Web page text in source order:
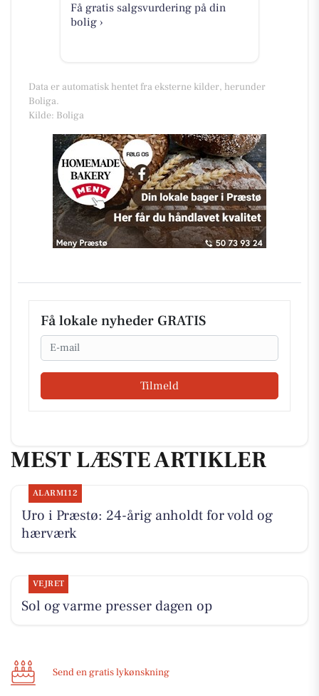
Få gratis salgsvurdering på din
bolig ›
Data er automatisk hentet fra eksterne kilder, herunder
Boliga.
Kilde: Boliga
Få lokale nyheder GRATIS
Email
Tilmeld
MEST LÆSTE ARTIKLER
ALARM112
Uro i Præstø: 24-årig anholdt for vold og
hærværk
VEJRET
Sol og varme presser dagen op
Send en gratis lykønskning